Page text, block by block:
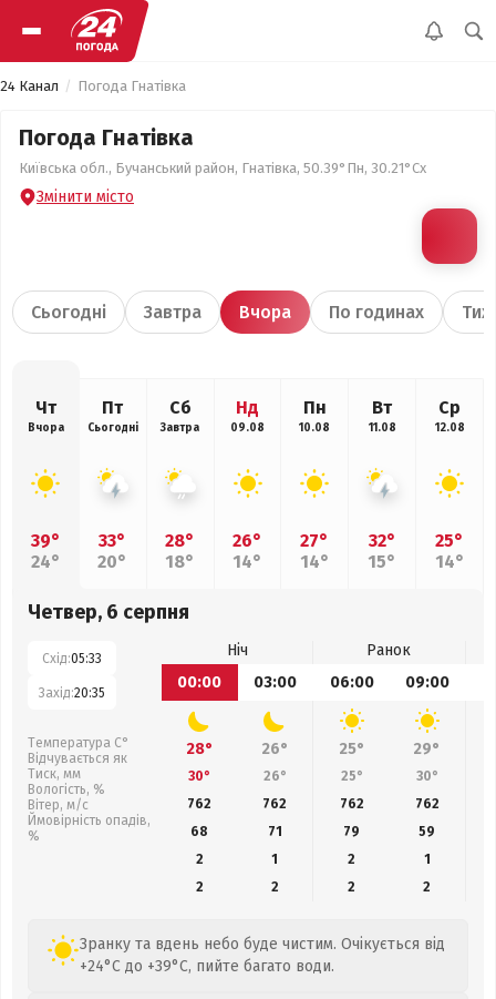
24 Канал Погода Гнатівка
Погода Гнатівка
Київська обл., Бучанський район, Гнатівка, 50.39°Пн, 30.21°Сх
Змінити місто
Сьогодні Завтра Вчора По годинах
Чт
Вчора
39°
24°
Пт
Сьогодні
33°
20°
Сб
Завтра
28°
18°
Нд
09.08
26°
14°
Пн
10.08
27°
14°
Вт
11.08
32°
15°
Ср
12.08
25°
14°
Четвер, 6 серпня
Схід:05:33
Захід:20:35
Температура С°
Відчувається як
Тиск, мм
Вологість, %
Вітер, м/с
Ймовірність опадів,
%
Ніч
Ранок
00:00
03:00 06:00 09:00
28° 26° 25° 29°
30° 26° 25° 30°
762
762 762 762
68
71 79 59
2
1 2
1
2
2 2 2
Зранку та вдень небо буде чистим. Очікується від
+24°C до +39°C, пийте багато води.